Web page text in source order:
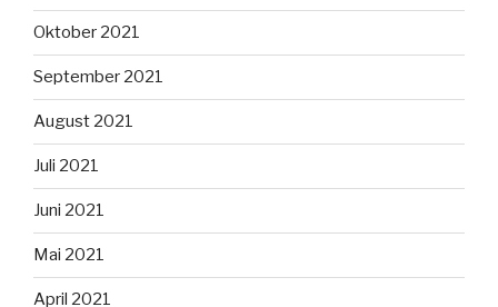
Oktober 2021
September 2021
August 2021
Juli 2021
Juni 2021
Mai 2021
April 2021